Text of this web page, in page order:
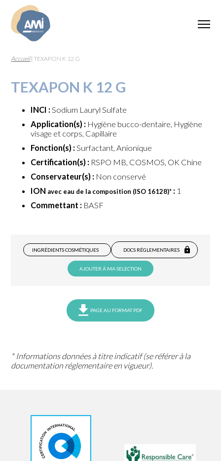
Accueil|TEXAPON K 12 G
TEXAPON K 12 G
INCI : Sodium Lauryl Sulfate
Application(s) : Hygiène bucco-dentaire, Hygiène
visage et corps, Capillaire
Fonction(s) : Surfactant, Anionique
Certification(s) : RSPO MB, COSMOS, OK Chine
Conservateur(s) : Non conservé
ION avec eau de la composition (ISO 16128)* : 1
Commettant : BASF
INGRÉDIENTS COSMÉTIQUES DOCS RÉGLEMENTAIRES
AJOUTER À MA SELECTION
PAGE AU FORMAT PDF
* Informations données à titre indicatif (se référer à la
documentation réglementaire en vigueur).